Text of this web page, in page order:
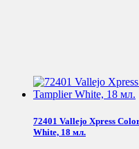
72401 Vallejo Xpress
White, 18 мл.